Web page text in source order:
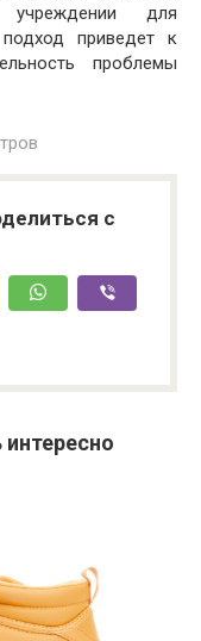
учреждении для
приведет к
проблемы
с